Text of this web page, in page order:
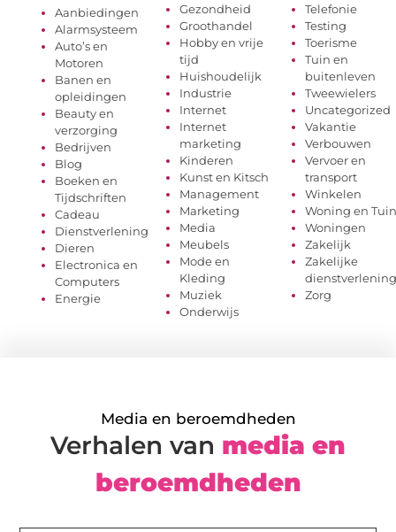
Aanbiedingen
Alarmsysteem
Auto’s en
Motoren
Banen en
opleidingen
Beauty en
verzorging
Bedrijven
Blog
Boeken en
Tijdschriften
Cadeau
Dienstverlening
Dieren
Electronica en
Computers
Energie
Gezondheid
Groothandel
Hobby en vrije
tijd
Huishoudelijk
Industrie
Internet
Internet
marketing
Kinderen
Kunst en Kitsch
Management
Marketing
Media
Meubels
Mode en
Kleding
Muziek
Onderwijs
Telefonie
Testing
Toerisme
Tuin en
buitenleven
Tweewielers
Uncategorized
Vakantie
Verbouwen
Vervoer en
transport
Winkelen
Woning en Tuin
Woningen
Zakelijk
Zakelijke
dienstverlening
Zorg
Media en beroemdheden
Verhalen van media en
beroemdheden